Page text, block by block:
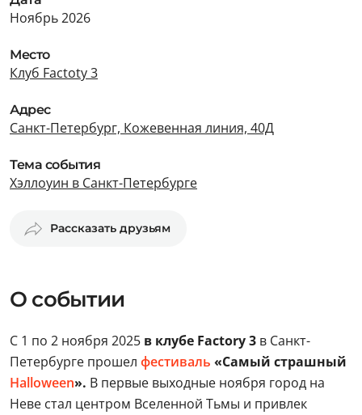
Ноябрь 2026
Место
Клуб Factoty 3
Адрес
Санкт-Петербург, Кожевенная линия, 40Д
Тема события
Хэллоуин в Санкт-Петербурге
Рассказать друзьям
О событии
С 1 по 2 ноября 2025 в клубе Factory 3 в Санкт-
Петербурге прошел фестиваль «Самый страшный
Halloween». В первые выходные ноября город на
Неве стал центром Вселенной Тьмы и привлек